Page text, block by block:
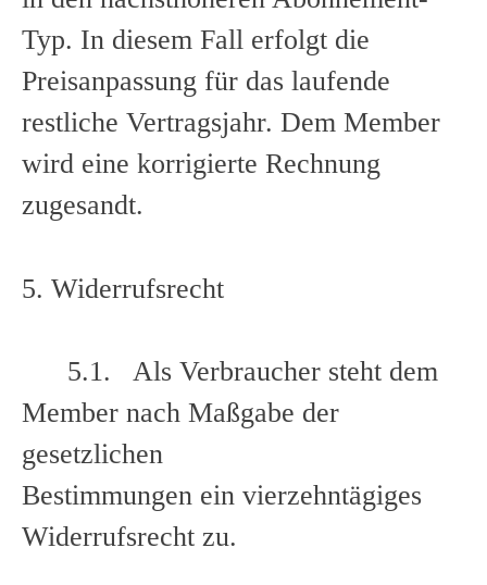
Typ. In diesem Fall erfolgt die
Preisanpassung für das laufende
restliche Vertragsjahr. Dem Member
wird eine korrigierte Rechnung
zugesandt.
5. Widerrufsrecht
5.1. Als Verbraucher steht dem
Member nach Maßgabe der
gesetzlichen
Bestimmungen ein vierzehntägiges
Widerrufsrecht zu.